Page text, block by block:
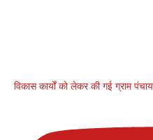
विकास कार्यों को लेकर की गई ग्राम